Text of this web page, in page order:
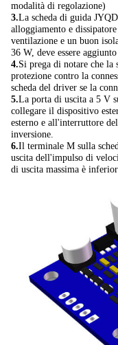
modalità di regolazione)
3.La scheda di guida
alloggiamento e
ventilazione e un buon
36 W, deve essere
4.Si prega di notare che
protezione contro la
scheda del driver se la
5.La porta di uscita a 5 V
collegare il dispositivo
esterno e all'interruttore
inversione.
6.Il terminale M sulla
uscita dell'impulso di
di uscita massima è